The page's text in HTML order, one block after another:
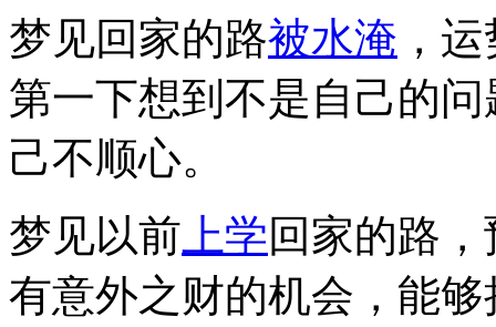
梦见回家的路被水淹 ，
第一下想到不是自己的
己不顺心。
梦见以前 上学回家的路
有意外之财的机会，能